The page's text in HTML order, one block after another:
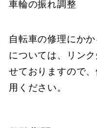
車輪の振れ調整
自転車の修理にか
については、リン
せておりますので
用ください。